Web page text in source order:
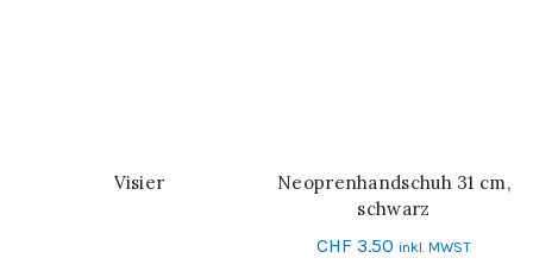
WEITERLESEN
Visier SCHNELL-EINKAUF
Neoprenhandschuh 31 cm,
schwarz
CHF 3.50 inkl. MWST